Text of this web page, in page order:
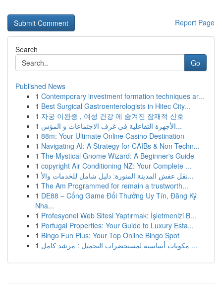
Report Page
Search
Go
Published News
1 Contemporary investment formation techniques ar...
1 Best Surgical Gastroenterologists in Hitec City...
1 자궁 이완증 , 여성 건강 에 숨겨진 잠재적 신호
1
الأجهزة التفاعلية في غرف الاجتماعات و المؤس...
1 88m: Your Ultimate Online Casino Destination
1 Navigating AI: A Strategy for CAIBs & Non-Techn...
1 The Mystical Gnome Wizard: A Beginner's Guide
1 copyright Air Conditioning NZ: Your Complete ...
1
نقل عفش المدينة المنورة: دليل شامل للخدمات والأ...
1 The Am Programmed for remain a trustworth...
1 DE88 – Cổng Game Đổi Thưởng Uy Tín, Đăng Ký
Nha...
1 Profesyonel Web Sitesi Yaptırmak: İşletmenizi B...
1 Portugal Properties: Your Guide to Luxury Esta...
1 Bingo Fun Plus: Your Top Online Bingo Spot
1
مكونات أساسية لمستحضرات التجميل : مرشد كامل ...